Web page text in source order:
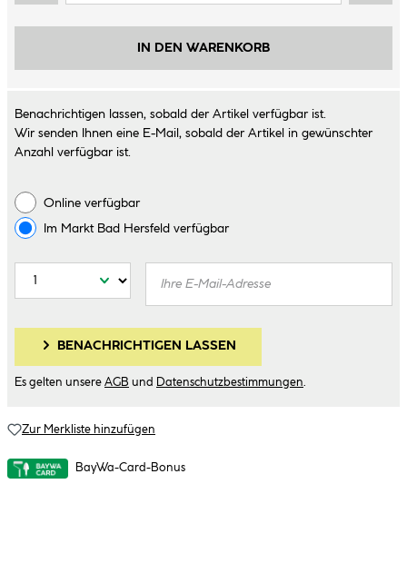
IN DEN WARENKORB
Benachrichtigen lassen, sobald der Artikel verfügbar ist.
Wir senden Ihnen eine E-Mail, sobald der Artikel in gewünschter
Anzahl verfügbar ist.
Online verfügbar
Im Markt Bad Hersfeld verfügbar
BENACHRICHTIGEN LASSEN
Es gelten unsere AGB und Datenschutzbestimmungen
Zur Merkliste hinzufügen
BayWa-Card-Bonus